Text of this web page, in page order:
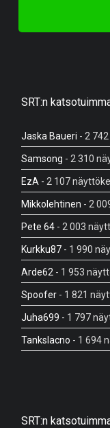
SRT:n
Jaska Baueri - 2
Samsong - 2 310
EzA - 2 107
Mikkolehtinen - 2
Pete 64- 2 003
Kurkku87- 1 990
Arde62 - 1 953
Spoofer- 1 821
Juha699 - 1 797
Tankslacno - 1 694
SRT:n